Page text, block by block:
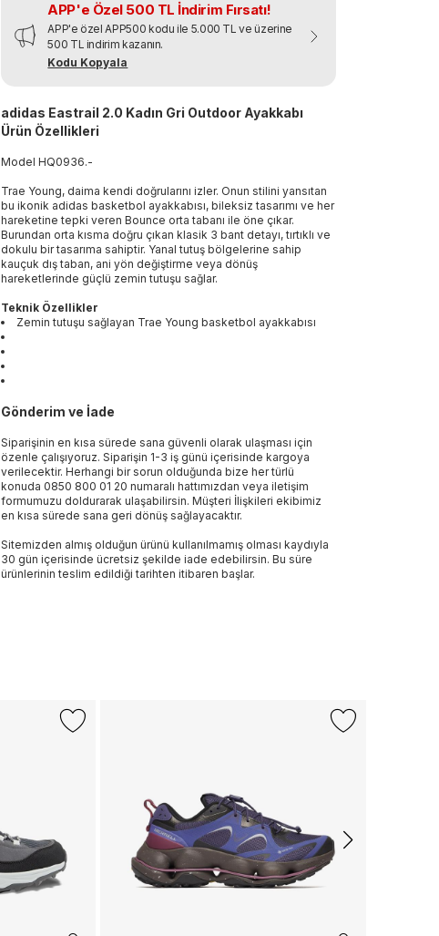
APP'e Özel 500 TL İndirim Fırsatı!
APP'e özel APP500 kodu ile 5.000 TL ve üzerine
500 TL indirim kazanın.
Kodu Kopyala
adidas Eastrail 2.0 Kadın Gri Outdoor Ayakkabı
Ürün Özellikleri
ModelHQ0936.-
Trae Young, daima kendi doğrularını izler. Onun stilini yansıtan
bu ikonik adidas basketbol ayakkabısı, bileksiz tasarımı ve her
hareketine tepki veren Bounce orta tabanı ile öne çıkar.
Burundan orta kısma doğru çıkan klasik 3 bant detayı, tırtıklı ve
dokulu bir tasarıma sahiptir. Yanal tutuş bölgelerine sahip
kauçuk dış taban, ani yön değiştirme veya dönüş
hareketlerinde güçlü zemin tutuşu sağlar.
Teknik Özellikler
Zemin tutuşu sağlayan Trae Young basketbol ayakkabısı
Gönderim ve İade
Siparişinin en kısa sürede sana güvenli olarak ulaşması için
özenle çalışıyoruz. Siparişin 1-3 iş günü içerisinde kargoya
verilecektir. Herhangi bir sorun olduğunda bize her türlü
konuda 0850 800 01 20 numaralı hattımızdan veya iletişim
formumuzu doldurarak ulaşabilirsin. Müşteri İlişkileri ekibimiz
en kısa sürede sana geri dönüş sağlayacaktır.
Sitemizden almış olduğun ürünü kullanılmamış olması kaydıyla
30 gün içerisinde ücretsiz şekilde iade edebilirsin. Bu süre
ürünlerinin teslim edildiği tarihten itibaren başlar.